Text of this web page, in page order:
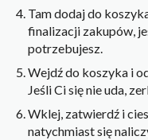
Tam dodaj do
finalizacji zakupów,
potrzebujesz.
Wejdź do koszyka i
Jeśli Ci się nie uda,
Wklej, zatwierdź i
natychmiast się